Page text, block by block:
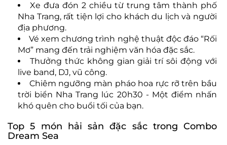
Xe đưa đón 2 chiều từ trung tâm thành phố
Nha Trang, rất tiện lợi cho khách du lịch và người
địa phương.
Vé xem chương trình nghệ thuật độc đáo “Rối
Mơ” mang đến trải nghiệm văn hóa đặc sắc.
Thưởng thức không gian giải trí sôi động với
live band, DJ, vũ công.
Chiêm ngưỡng màn pháo hoa rực rỡ trên bầu
trời biển Nha Trang lúc 20h30 - Một điểm nhấn
khó quên cho buổi tối của bạn.
Top 5 món hải sản đặc sắc trong Combo
Dream Sea